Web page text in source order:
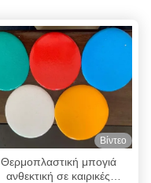
Βίντεο
Θερμοπλαστική μπογιά
ανθεκτική σε καιρικές